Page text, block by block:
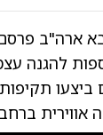
ארה"ב
להגנה
ביצעו
אווירית